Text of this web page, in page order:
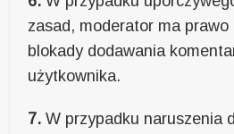
zasad, moderator ma prawo
blokady dodawania
użytkownika.
7. W przypadku naruszenia